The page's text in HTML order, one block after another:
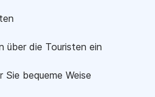
über die Touristen ein
Sie bequeme Weise